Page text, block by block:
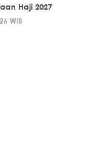
Haji 2027
WIB